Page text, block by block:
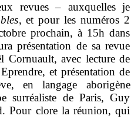
revues – auxquelles je
, et pour les numéros 2
prochain, à 15h dans
présentation de sa revue
Cornuault, avec lecture de
et présentation de
en langage aborigène
surréaliste de Paris, Guy
Pour clore la réunion, qui